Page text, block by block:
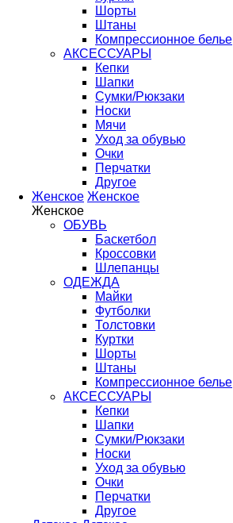
Шорты
Штаны
Компрессионное белье
АКСЕССУАРЫ
Кепки
Шапки
Сумки/Рюкзаки
Носки
Мячи
Уход за обувью
Очки
Перчатки
Другое
Женское Женское
Женское
ОБУВЬ
Баскетбол
Кроссовки
Шлепанцы
ОДЕЖДА
Майки
Футболки
Толстовки
Куртки
Шорты
Штаны
Компрессионное белье
АКСЕССУАРЫ
Кепки
Шапки
Сумки/Рюкзаки
Носки
Уход за обувью
Очки
Перчатки
Другое